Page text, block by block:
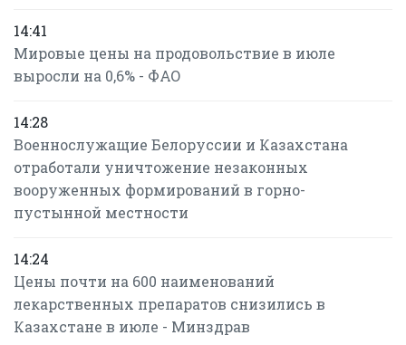
14:41
Мировые цены на продовольствие в июле
выросли на 0,6% - ФАО
14:28
Военнослужащие Белоруссии и Казахстана
отработали уничтожение незаконных
вооруженных формирований в горно-
пустынной местности
14:24
Цены почти на 600 наименований
лекарственных препаратов снизились в
Казахстане в июле - Минздрав